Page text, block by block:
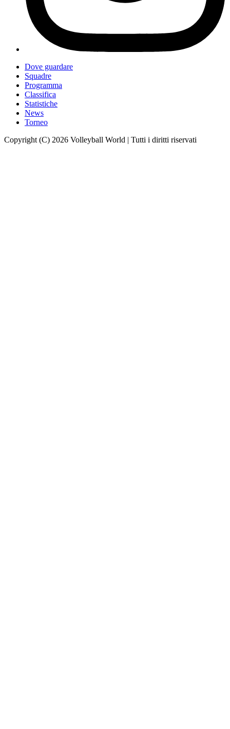
Dove guardare
Squadre
Programma
Classifica
Statistiche
News
Torneo
Copyright (C) 2026 Volleyball World | Tutti i diritti riservati